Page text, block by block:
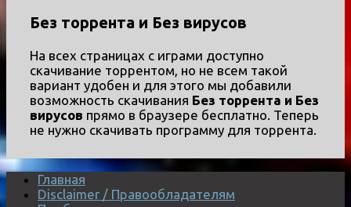
Без торрента и Без вирусов
На всех страницах с играми доступно
скачивание торрентом, но не всем такой
вариант удобен и для этого мы добавили
возможность скачивания Без торрента и Без
вирусов прямо в браузере бесплатно. Теперь
не нужно скачивать программу для торрента.
Главная
Disclaimer / Правообладателям